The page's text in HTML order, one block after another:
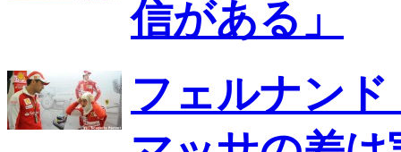
信がある」
フェルナン